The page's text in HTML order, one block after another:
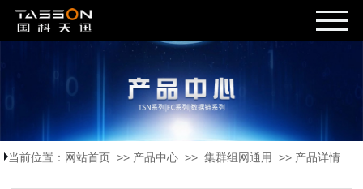
当前位置： 网站首页 >> 产品中心 >> 集群组网通用 >> 产品详情